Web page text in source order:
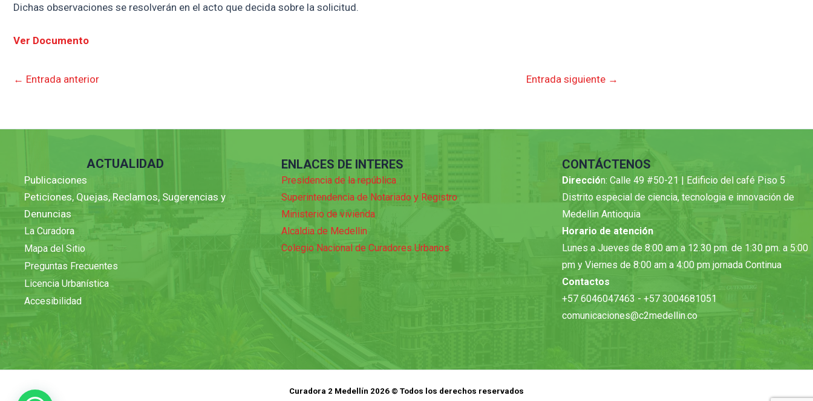
Dichas observaciones se resolverán en el acto que decida sobre la solicitud.
Ver Documento
← Entrada anterior Entrada siguiente →
ACTUALIDAD
Publicaciones
Peticiones, Quejas, Reclamos, Sugerencias y
Denuncias
La Curadora
Mapa del Sitio
Preguntas Frecuentes
Licencia Urbanística
Accesibilidad
ENLACES DE INTERES
Presidencia de la república
Superintendencia de Notariado y Registro
Ministerio de vivienda
Alcaldia de Medellin
Colegio Nacional de Curadores Urbanos
CONTÁCTENOS
Dirección: Calle 49 #50-21 | Edificio del café Piso 5
Distrito especial de ciencia, tecnologia e innovación de
Medellin Antioquia
Horario de atención
Lunes a Jueves de 8:00 am a 12.30 pm. de 1:30 pm. a 5:00
pm y Viernes de 8:00 am a 4:00 pm jornada Continua
Contactos
+57 6046047463 - +57 3004681051
comunicaciones@c2medellin.co
Curadora 2 Medellín 2026 © Todos los derechos reservados